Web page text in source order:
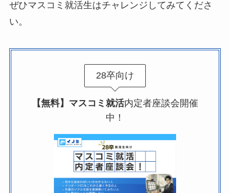
ぜひマスコミ就活生はチャレンジしてみてくださ
い。
28卒向け
【無料】マスコミ就活内定者座談会開催
中！